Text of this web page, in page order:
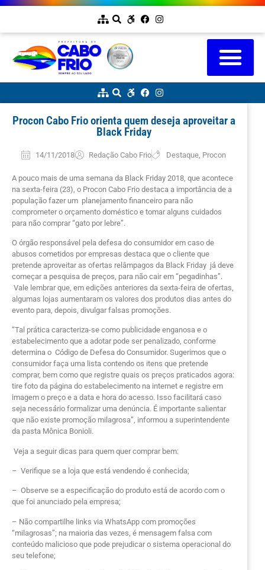
Procon Cabo Frio orienta quem deseja aproveitar a
Black Friday
14/11/2018 Redação Cabo Frio Destaque Procon
A pouco mais de uma semana da Black Friday 2018, que acontece
na sexta-feira (23), o Procon Cabo Frio destaca a importância de a
população fazer um planejamento financeiro para não
comprometer o orçamento doméstico e tomar alguns cuidados
para não comprar “gato por lebre”.
O órgão responsável pela defesa do consumidor em caso de
abusos cometidos por empresas destaca que o cliente que
pretende aproveitar as ofertas relâmpagos da Black Friday já deve
começar a pesquisa de preços, para não cair em “pegadinhas”.
Vale lembrar que, em edições anteriores da sexta-feira de ofertas,
algumas lojas aumentaram os valores dos produtos dias antes do
evento para, depois, divulgar falsas promoções.
“Tal prática caracteriza-se como publicidade enganosa e o
estabelecimento que a adotar pode ser penalizado, conforme
determina o Código de Defesa do Consumidor. Sugerimos que o
consumidor faça uma lista contendo os itens que pretende
comprar, bem como que registre quais os preços praticados agora:
tire foto da página do estabelecimento na internet e registre em
imagem o preço e a data e hora do acesso. Isso facilitará caso
seja necessário formalizar uma denúncia. É importante salientar
que não existe promoção milagrosa”, informou a superintendente
da pasta Mônica Bonioli.
Veja a seguir dicas para quem quer comprar bem:
– Verifique se a loja que está vendendo é conhecida;
– Observe se a especificação do produto está de acordo com o
que foi anunciado pela empresa;
– Não compartilhe links via WhatsApp com promoções
“milagrosas”; na maioria das vezes, é mensagem falsa com
conteúdo malicioso que pode prejudicar o sistema operacional do
seu telefone;